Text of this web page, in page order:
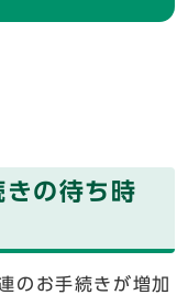
の待ち時
のお手続きが増加